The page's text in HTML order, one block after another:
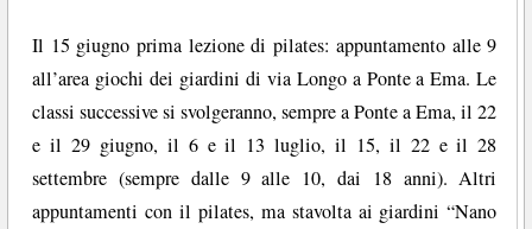
Il 15 giugno prima lezione di pilates: appuntamento alle 9
all’area giochi dei giardini di via Longo a Ponte a Ema. Le
classi successive si svolgeranno, sempre a Ponte a Ema, il 22
e il 29 giugno, il 6 e il 13 luglio, il 15, il 22 e il 28
settembre (sempre dalle 9 alle 10, dai 18 anni). Altri
appuntamenti con il pilates, ma stavolta ai giardini “Nano